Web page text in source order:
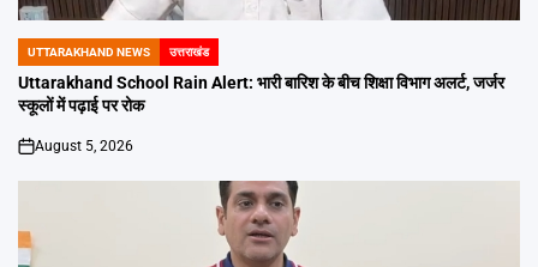
POSTED
IN
UTTARAKHAND NEWS उत्तराखंड
Uttarakhand School Rain Alert: भारी बारिश के बीच शिक्षा विभाग अलर्ट, जर्जर
स्कूलों में पढ़ाई पर रोक
on
August 5, 2026